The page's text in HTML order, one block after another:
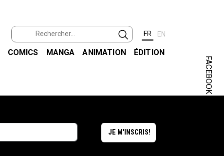
FR EN
COMICS MANGA ANIMATION ÉDITION
FACEBOOK